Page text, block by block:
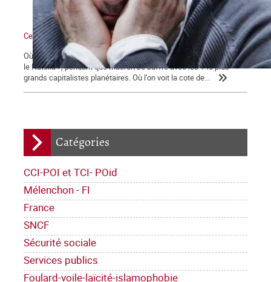
Catégories
CCI-POI et TCI- POid
Mélenchon - FI
France
SNCF
Sécurité sociale
Services publics
Foulard-voile-laïcité-islamophobie
Ce qui se dessine
Où l’on voit les médias bien mangeants se ruer vers « la ruée sur
le Nutella », pendant que Macron se baffre avec les 140 plus
grands capitalistes planétaires. Où l’on voit la cote de...